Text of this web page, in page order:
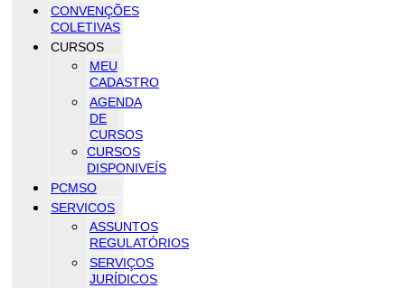
CONVENÇÕES
COLETIVAS
CURSOS
MEU
CADASTRO
AGENDA
DE
CURSOS
CURSOS
DISPONIVEÍS
PCMSO
SERVICOS
ASSUNTOS
REGULATÓRIOS
SERVIÇOS
JURÍDICOS